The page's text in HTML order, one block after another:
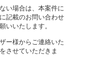
い場合は、本案件に
記載のお問い合わせ
いいたします。
ー様からご連絡いた
させていただきま